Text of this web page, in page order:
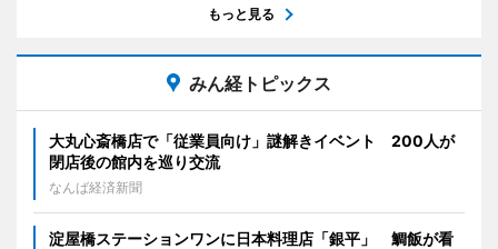
もっと見る
みん経トピックス
大丸心斎橋店で「従業員向け」謎解きイベント 200人が
閉店後の館内を巡り交流
なんば経済新聞
淀屋橋ステーションワンに日本料理店「銀平」 鯛飯が看